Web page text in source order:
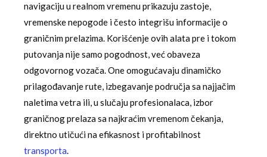
navigaciju u realnom vremenu prikazuju zastoje,
vremenske nepogode i često integrišu informacije o
graničnim prelazima. Korišćenje ovih alata pre i tokom
putovanja nije samo pogodnost, već obaveza
odgovornog vozača. One omogućavaju dinamičko
prilagođavanje rute, izbegavanje područja sa najjačim
naletima vetra ili, u slučaju profesionalaca, izbor
graničnog prelaza sa najkraćim vremenom čekanja,
direktno utičući na efikasnost i profitabilnost
transporta.